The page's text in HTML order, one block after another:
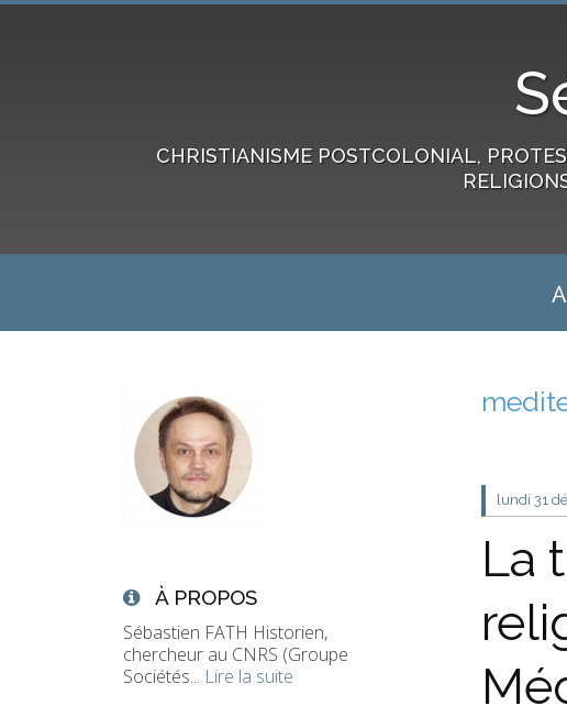
CHRISTIANISME POSTCOLONIAL,
À PROPOS
Sébastien FATH Historien,
chercheur au CNRS (Groupe
Sociétés... Lire la suite
lundi 31
La